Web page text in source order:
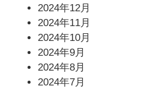
2024年12月
2024年11月
2024年10月
2024年9月
2024年8月
2024年7月